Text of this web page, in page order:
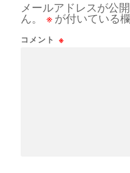
メールアドレスが公
ん。
※ が付いている
コメント ※